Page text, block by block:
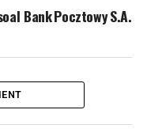
Bank Pocztowy S.A.